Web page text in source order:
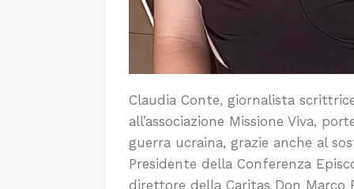
Claudia Conte, giornalista
all’associazione Missione Viva,
guerra ucraina, grazie anche al
Presidente della Conferenza
direttore della Caritas Don Marco